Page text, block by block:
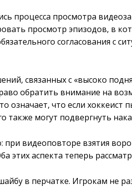
процесса просмотра
просмотр эпизодов, в
согласования с
связанных с «высоко
обратить внимание на
означает, что если хоккеист
также могут подвергнуть
видеоповторе взятия
этих аспекта теперь
в перчатке. Игрокам не